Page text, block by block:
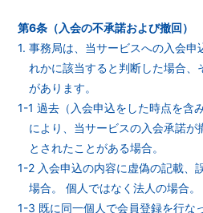
第6条（入会の不承諾および撤回）
1. 事務局は、当サービスへの入会
れかに該当すると判断した場合、
があります。
1-1 過去（入会申込をした時点を含
により、当サービスの入会承諾
とされたことがある場合。
1-2 入会申込の内容に虚偽の記載、
場合。 個人ではなく法人の場合。
1-3 既に同一個人で会員登録を行な